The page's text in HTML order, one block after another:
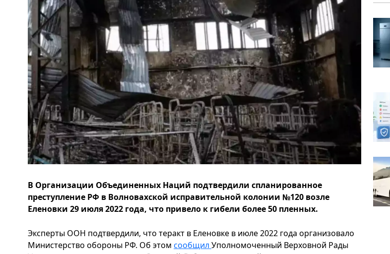
В Организации Объединенных Наций подтвердили спланированное
преступление РФ в Волновахской исправительной колонии №120 возле
Еленовки 29 июля 2022 года, что привело к гибели более 50 пленных.
Эксперты ООН подтвердили, что теракт в Еленовке в июле 2022 года организовало
Министерство обороны РФ. Об этом сообщил Уполномоченный Верховной Рады